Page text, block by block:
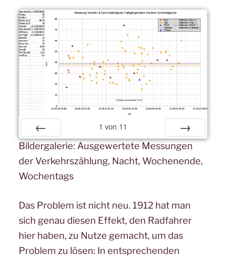
2022-03-12 - Nachts -
Zurück
1 von 11
Vor
Bildergalerie: Ausgewertete Messungen
der Verkehrszählung, Nacht, Wochenende,
Wochentags
Das Problem ist nicht neu. 1912 hat man
sich genau diesen Effekt, den Radfahrer
hier haben, zu Nutze gemacht, um das
Problem zu lösen: In entsprechenden